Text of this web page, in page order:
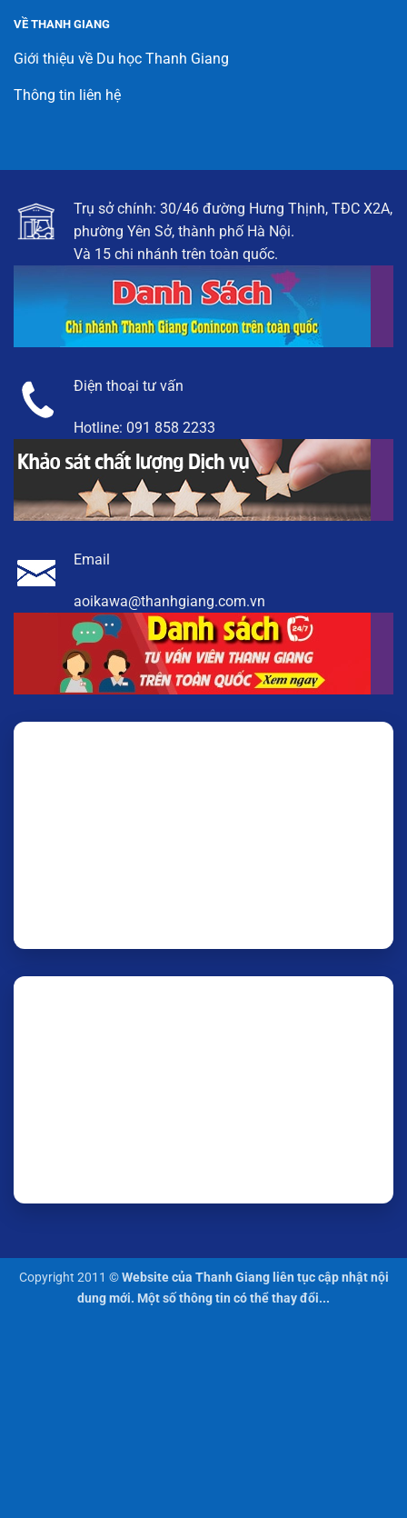
VỀ THANH GIANG
Giới thiệu về Du học Thanh Giang
Thông tin liên hệ
Trụ sở chính: 30/46 đường Hưng Thịnh, TĐC X2A,
phường Yên Sở, thành phố Hà Nội.
Và 15 chi nhánh trên toàn quốc.
Điện thoại tư vấn
Hotline: 091 858 2233
Email
aoikawa@thanhgiang.com.vn
Copyright 2011 ©Website của Thanh Giang liên tục cập nhật nội
dung mới. Một số thông tin có thể thay đổi...